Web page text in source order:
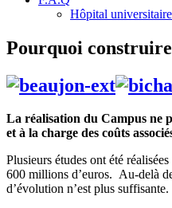
Hôpital
Pourquoi
La réalisation du Campus ne
et à la charge des coûts
Plusieurs études ont été
600 millions d’euros. Au-delà
d’évolution n’est plus suffisante.